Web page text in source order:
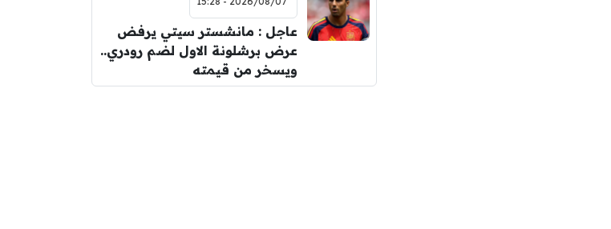
عاجل : مانشستر سيتي يرفض
عرض برشلونة الاول لضم رودري..
ويسخر من قيمته